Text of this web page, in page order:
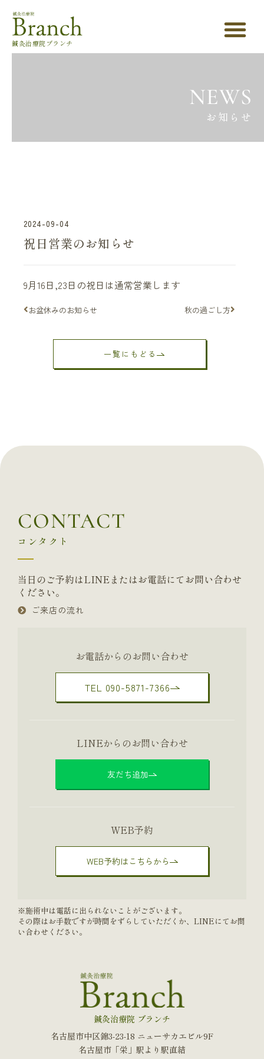
鍼灸治療院ブランチ
NEWS
お知らせ
2024-09-04
祝日営業のお知らせ
9月16日,23日の祝日は通常営業します
お盆休みのお知らせ 秋の過ごし方
一覧にもどる
CONTACT
コンタクト
当日のご予約はLINEまたはお電話にてお問い合わせ
ください。
ご来店の流れ
お電話からのお問い合わせ
TEL 090-5871-7366
LINEからのお問い合わせ
友だち追加
WEB予約
WEB予約はこちらから
※施術中は電話に出られないことがございます。
その際はお手数ですが時間をずらしていただくか、LINEにてお問
い合わせください。
鍼灸治療院 ブランチ
名古屋市中区錦3-23-18 ニューサカエビル9F
名古屋市「栄」駅より駅直結